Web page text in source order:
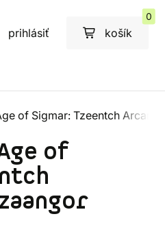
prihlásiť košík
0
of Sigmar: Tzeentch
of